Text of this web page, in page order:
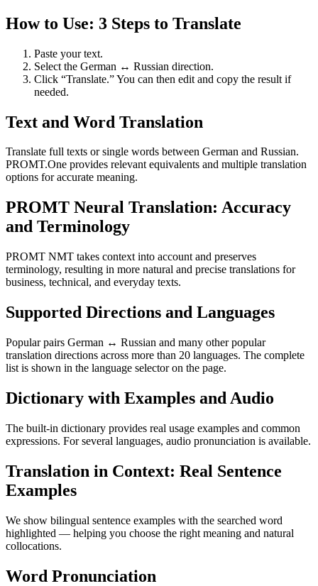
How to Use: 3 Steps to Translate
Paste your text.
Select the German ↔ Russian direction.
Click “Translate.” You can then edit and copy the result if
needed.
Text and Word Translation
Translate full texts or single words between German and Russian.
PROMT.One provides relevant equivalents and multiple translation
options for accurate meaning.
PROMT Neural Translation: Accuracy
and Terminology
PROMT NMT takes context into account and preserves
terminology, resulting in more natural and precise translations for
business, technical, and everyday texts.
Supported Directions and Languages
Popular pairs German ↔ Russian and many other popular
translation directions across more than 20 languages. The complete
list is shown in the language selector on the page.
Dictionary with Examples and Audio
The built-in dictionary provides real usage examples and common
expressions. For several languages, audio pronunciation is available.
Translation in Context: Real Sentence
Examples
We show bilingual sentence examples with the searched word
highlighted — helping you choose the right meaning and natural
collocations.
Word Pronunciation